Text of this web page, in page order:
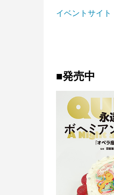
イベントサイト
■発売中